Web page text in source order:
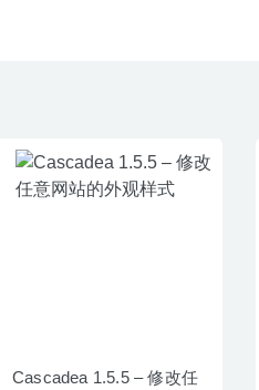
Cascadea 1.5.5 – 修改任